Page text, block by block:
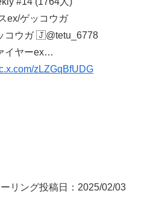
ex/ゲッコウガ
コウガ 🇯@tetu_6778
イヤーex…
zLZGqBfUDG
リング投稿日：2025/02/03